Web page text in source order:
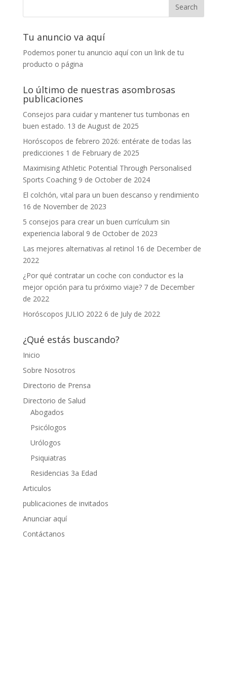
Tu anuncio va aquí
Podemos poner tu anuncio aquí con un link de tu
producto o página
Lo último de nuestras asombrosas
publicaciones
Consejos para cuidar y mantener tus tumbonas en
buen estado. 13 de August de 2025
Horóscopos de febrero 2026: entérate de todas las
predicciones 1 de February de 2025
Maximising Athletic Potential Through Personalised
Sports Coaching 9 de October de 2024
El colchón, vital para un buen descanso y rendimiento
16 de November de 2023
5 consejos para crear un buen currículum sin
experiencia laboral 9 de October de 2023
Las mejores alternativas al retinol 16 de December de
2022
¿Por qué contratar un coche con conductor es la
mejor opción para tu próximo viaje? 7 de December
de 2022
Horóscopos JULIO 2022 6 de July de 2022
¿Qué estás buscando?
Inicio
Sobre Nosotros
Directorio de Prensa
Directorio de Salud
Abogados
Psicólogos
Urólogos
Psiquiatras
Residencias 3a Edad
Articulos
publicaciones de invitados
Anunciar aquí
Contáctanos